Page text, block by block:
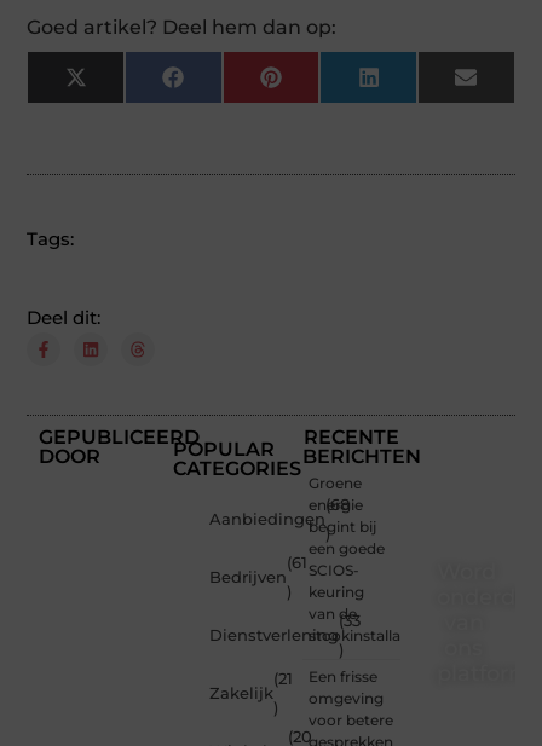
Goed artikel? Deel hem dan op:
X
(Twitter)
Facebook Pinterest LinkedIn Email
Tags:
Deel dit:
GEPUBLICEERD
DOOR
POPULAR
CATEGORIES
Aanbiedingen
(68
)
Bedrijven
(61
)
Dienstverlening
(33
)
Zakelijk
(21
)
(20
RECENTE
BERICHTEN
Groene
energie
begint bij
een goede
SCIOS-
keuring
van de
stookinstallatie
Een frisse
omgeving
voor betere
gesprekken